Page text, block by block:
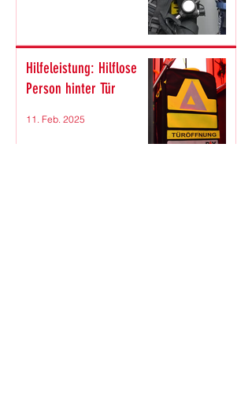
Hilfeleistung: Hilflose
Person hinter Tür
11. Feb. 2025